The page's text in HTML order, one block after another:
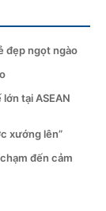
đẹp ngọt ngào
tại ASEAN
xướng lên”
đến cảm